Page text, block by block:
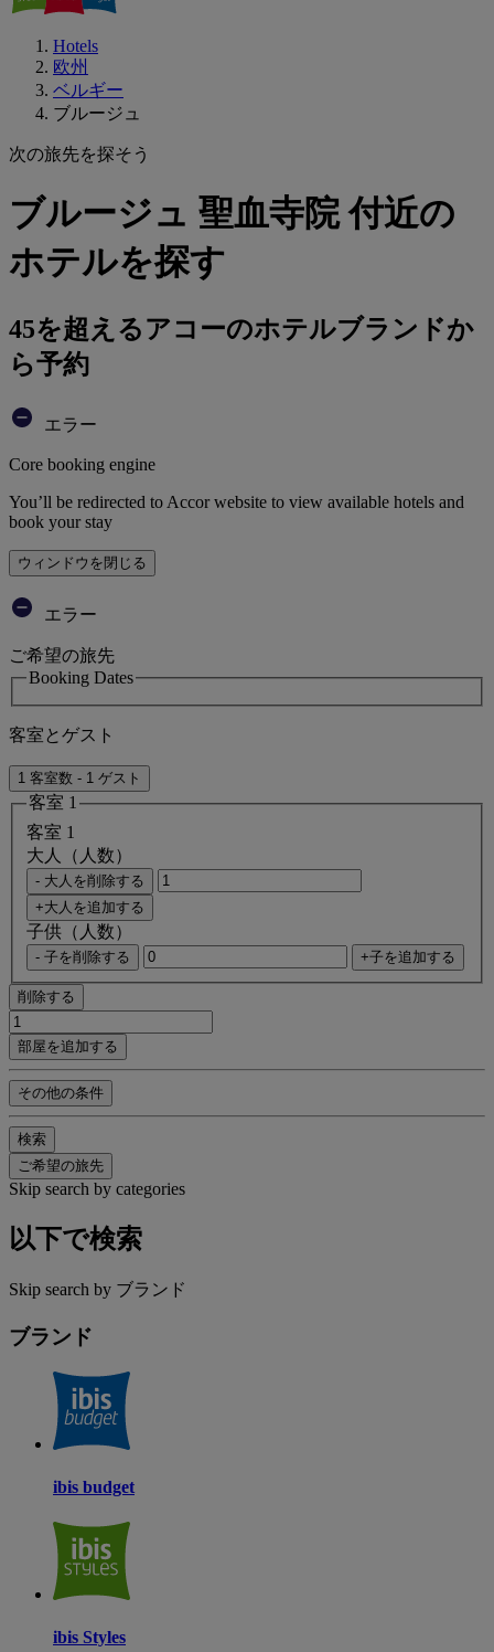
Hotels
欧州
ベルギー
ブルージュ
次の旅先を探そう
ブルージュ 聖血寺院 付近の
ホテルを探す
45を超えるアコーのホテルブランドか
ら予約
エラー
Core booking engine
You’ll be redirected to Accor website to view available hotels and
book your stay
ウィンドウを閉じる
エラー
ご希望の旅先
Booking Dates
客室とゲスト
1 客室数 - 1 ゲスト
客室 1
客室 1
大人（人数）
- 大人を削除する
+大人を追加する
子供（人数）
- 子を削除する +子を追加する
削除する
部屋を追加する
その他の条件
検索
ご希望の旅先
Skip search by categories
以下で検索
Skip search by ブランド
ブランド
ibis budget
ibis Styles